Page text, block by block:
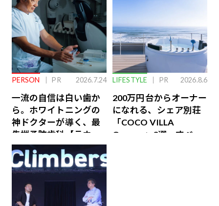
PERSON PR 2026.7.24
一流の自信は白い歯か
ら。ホワイトニングの
神ドクターが導く、最
先端予防歯科【ラウン
ジ会員特典あり】
LIFESTYLE PR 2026.8.6
200万円台からオーナー
になれる、シェア別荘
「COCO VILLA
Owners」3選。すべて